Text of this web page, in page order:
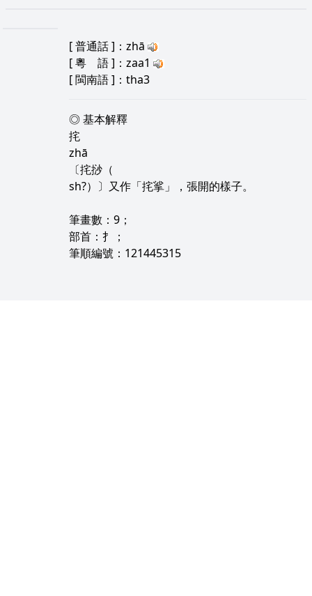
[普通話]：zhā
[粵 語]：zaa1
[閩南語]：tha3
◎ 基本解釋
挓
zhā
〔挓挱（
sh?）〕又作「挓挲」，張開的樣子。
筆畫數：9；
部首：扌；
筆順編號：121445315